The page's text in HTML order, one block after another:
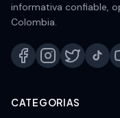
informativa confiable,
Colombia.
CATEGORIAS